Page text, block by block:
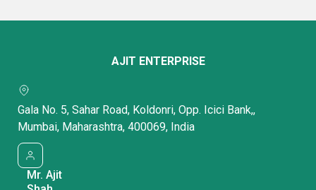
AJIT ENTERPRISE
Gala No. 5, Sahar Road, Koldonri, Opp. Icici Bank,,
Mumbai, Maharashtra, 400069, India
Mr. Ajit